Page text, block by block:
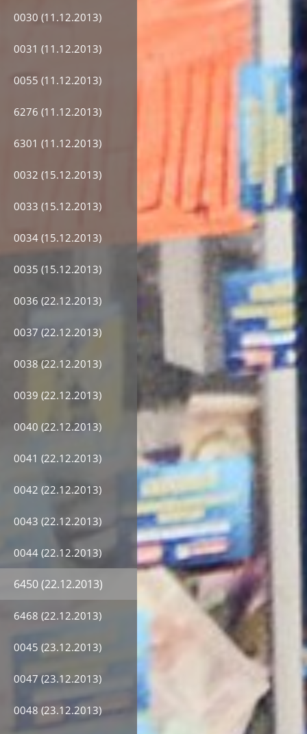
0030 (11.12.2013)
0031 (11.12.2013)
0055 (11.12.2013)
6276 (11.12.2013)
6301 (11.12.2013)
0032 (15.12.2013)
0033 (15.12.2013)
0034 (15.12.2013)
0035 (15.12.2013)
0036 (22.12.2013)
0037 (22.12.2013)
0038 (22.12.2013)
0039 (22.12.2013)
0040 (22.12.2013)
0041 (22.12.2013)
0042 (22.12.2013)
0043 (22.12.2013)
0044 (22.12.2013)
6450 (22.12.2013)
6468 (22.12.2013)
0045 (23.12.2013)
0047 (23.12.2013)
0048 (23.12.2013)